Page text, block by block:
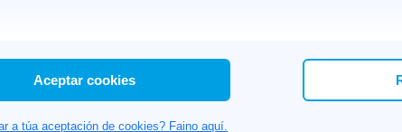
Aceptar cookies
a túa aceptación de cookies? Faino aquí.
HEMEROTECA